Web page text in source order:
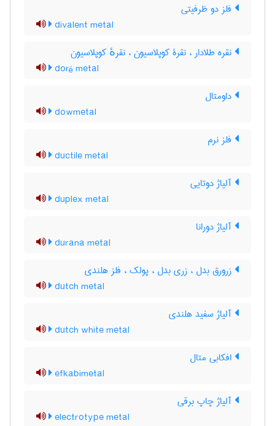
فلز دو ظرفیتی
divalent metal
نقره طلادار ، نقرۀ کوپلاسیون ، نقرهٔ کوپلاسیون
doré metal
داومتال
dowmetal
فلز نرم
ductile metal
آلیاژ دوتایی
duplex metal
آلیاژ دورانا
durana metal
زرورق بدل ، زری بدل ، پولک ، فلز هلندی
dutch metal
آلیاژ سفید هلندی
dutch white metal
افکابی متال
efkabimetal
آلیاژ چاپ برقی
electrotype metal